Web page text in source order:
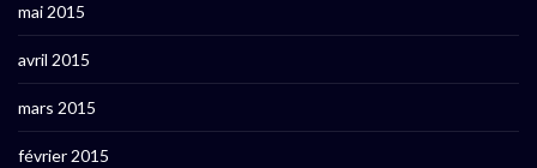
mai 2015
avril 2015
mars 2015
février 2015